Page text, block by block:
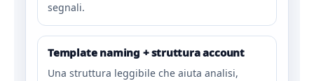
segnali.
Template naming + struttura account
Una struttura leggibile che aiuta analisi,